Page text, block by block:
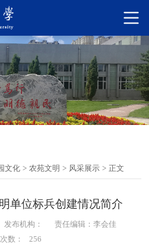
文化 > 农苑文明 > 风采展示 > 正文
单位标兵创建情况简介
发布机构：
责任编辑：李会佳
数：
256